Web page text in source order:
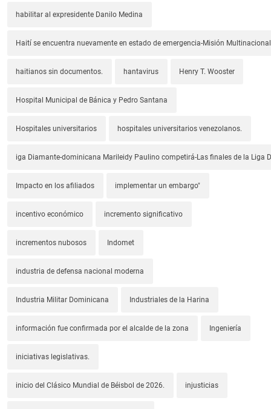
habilitar al expresidente Danilo Medina
Haití se encuentra nuevamente en estado de emergencia-Misión
haitianos sin documentos. hantavirus Henry T. Wooster
Hospital Municipal de Bánica y Pedro Santana
Hospitales universitarios hospitales universitarios venezolanos.
iga Diamante-dominicana Marileidy Paulino competirá-Las finales de la Liga
Impacto en los afiliados implementar un embargo"
incentivo económico incremento significativo
incrementos nubosos Indomet
industria de defensa nacional moderna
Industria Militar Dominicana Industriales de la Harina
información fue confirmada por el alcalde de la zona Ingeniería
iniciativas legislativas.
inicio del Clásico Mundial de Béisbol de 2026. injusticias